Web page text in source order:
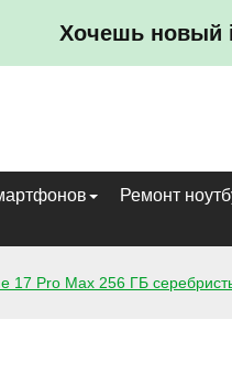
Хочешь новый
Ремонт
17 Pro Max 256 ГБ